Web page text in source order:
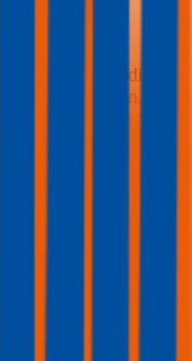
Monatliche Kreditrate
- Sie entscheiden,